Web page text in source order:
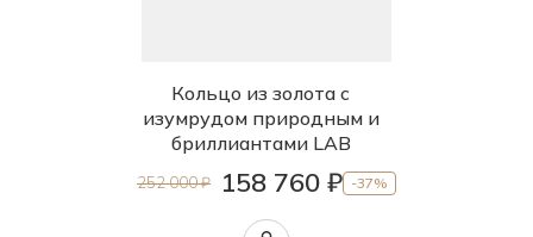
Кольцо из золота с
изумрудом природным и
бриллиантами LAB
252 000 ₽ 158 760 ₽ -37%